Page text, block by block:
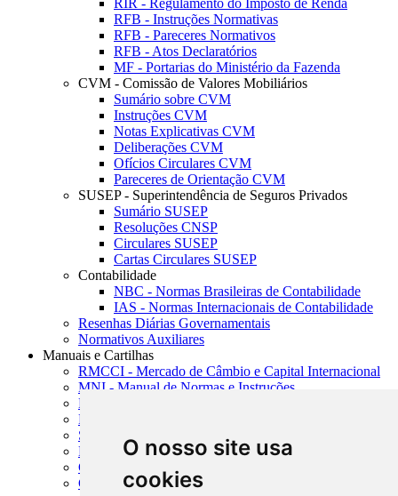
O nosso site usa
cookies
RFB - Instruções Normativas
RFB - Pareceres Normativos
RFB - Atos Declaratórios
MF - Portarias do Ministério da Fazenda
CVM - Comissão de Valores Mobiliários
Sumário sobre CVM
Instruções CVM
Notas Explicativas CVM
Deliberações CVM
Ofícios Circulares CVM
Pareceres de Orientação CVM
SUSEP - Superintendência de Seguros Privados
Sumário SUSEP
Resoluções CNSP
Circulares SUSEP
Cartas Circulares SUSEP
Contabilidade
NBC - Normas Brasileiras de Contabilidade
IAS - Normas Internacionais de Contabilidade
Resenhas Diárias Governamentais
Normativos Auxiliares
Manuais e Cartilhas
RMCCI - Mercado de Câmbio e Capital Internacional
MNI - Manual de Normas e Instruções
MTVM - Manual de Títulos e Valores Mobiliários
MCR - Manual de Crédito Rural
SISORF - Manual de Organização do SFN
MASUP - Manual de Supervisão Bancária
CADOC - Catálogo de Documentos
CNAE-CONCLA - Classificação Nacional de